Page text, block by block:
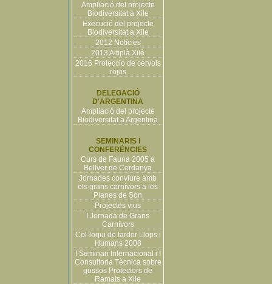
Ampliació del projecte
Biodiversitat a Xile
Execució del projecte
Biodiversitat a Xile
2012 Notícies
2013 Altiplà Xilè
2016 Protecció de cérvols
rojos
DELEGACIÓ
D'ARGENTINA
Ampliació del projecte
Biodiversitat a Argentina
SEMINARIS I
CONFERÈNCIES
Curs de Fauna 2005 a
Bellver de Cerdanya
Jornades conviure amb
els grans carnívors a les
Planes de Son
Projectes vius
I Jornada de Grans
Carnívors
Col·loqui de tardor Llops i
Humans 2008
I Seminari Internacional i I
Consultoria Tècnica sobre
gossos Protectors de
Ramats a Xile